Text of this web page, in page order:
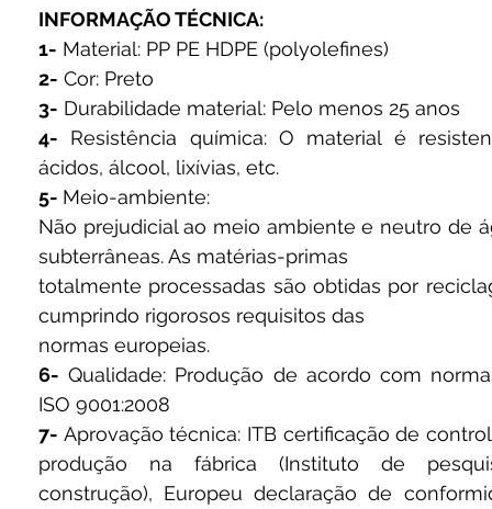
INFORMAÇÃO TÉCNICA:
1- Material: PP PE HDPE (polyolefines)
2- Cor: Preto
3- Durabilidade material: Pelo menos 25 anos
4- Resistência química: O material é
ácidos, álcool, lixívias, etc.
5- Meio-ambiente:
Não prejudicial ao meio ambiente e neutro de
subterrâneas. As matérias-primas
totalmente processadas são obtidas por
cumprindo rigorosos requisitos das
normas europeias.
6- Qualidade: Produção de acordo com
ISO 9001:2008
7- Aprovação técnica: ITB certificação de
produção na fábrica (Instituto de
construção), Europeu declaração de